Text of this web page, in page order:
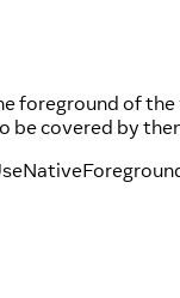
of the
be covered by